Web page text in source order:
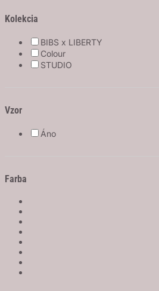
Kolekcia
BIBS x LIBERTY
Colour
STUDIO
Vzor
Áno
Farba